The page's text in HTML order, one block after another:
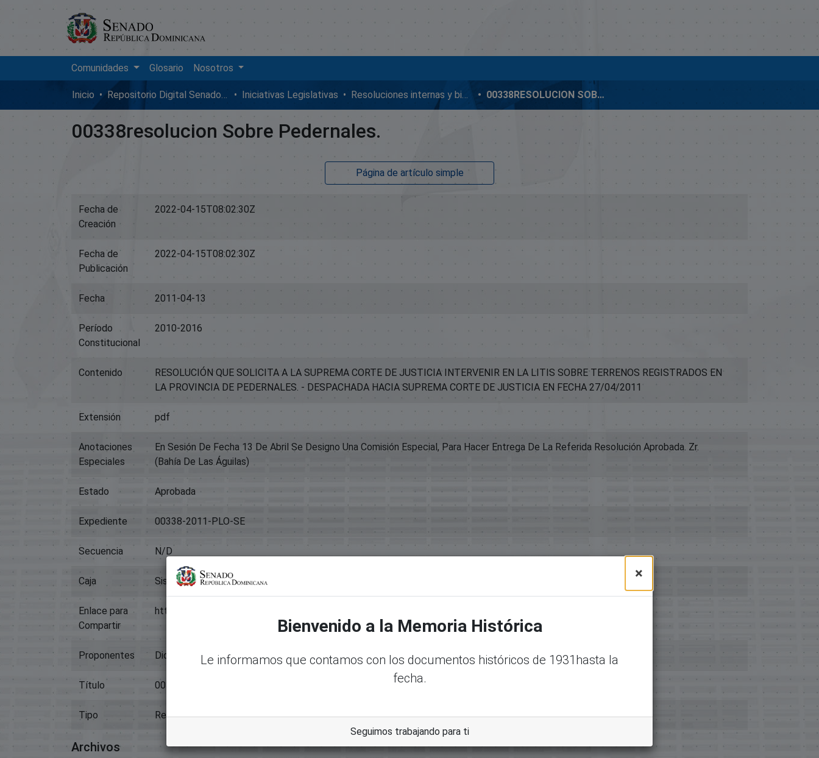
Comunidades Glosario Nosotros
Inicio Repositorio Digital SenadoRD Iniciativas Legislativas Resoluciones internas y bicamerales 00338RESOLUCION SOBRE PEDERNALES.
00338resolucion Sobre Pedernales.
Página de artículo simple
Fecha de
Creación
2022-04-15T08:02:30Z
Fecha de
Publicación
2022-04-15T08:02:30Z
Fecha 2011-04-13
Período
Constitucional
2010-2016
Contenido
RESOLUCIÓN QUE SOLICITA A LA SUPREMA CORTE DE JUSTICIA INTERVENIR EN LA LITIS SOBRE TERRENOS REGISTRADOS EN
LA PROVINCIA DE PEDERNALES. - DESPACHADA HACIA SUPREMA CORTE DE JUSTICIA EN FECHA 27/04/2011
Extensión pdf
Anotaciones
Especiales
En Sesión De Fecha 13 De Abril Se Designo Una Comisión Especial, Para Hacer Entrega De La Referida Resolución Aprobada. Zr.
(Bahía De Las Águilas)
Estado Aprobada
Expediente 00338-2011-PLO-SE
Secuencia N/D
Caja Sistema Legislativo
Enlace para
Compartir
https://memoriahistorica.senadord.gob.do/handle/123456789/26637
Proponentes Dionis Alfonso Sánchez Carrasco
Título 00338resolucion Sobre Pedernales.
Tipo Resoluciones Internas, Bicamerales Y Memorias Constitucionales
Archivos
×
Bienvenido a la Memoria Histórica
Le informamos que contamos con los documentos históricos de 1931hasta la
fecha.
Seguimos trabajando para ti